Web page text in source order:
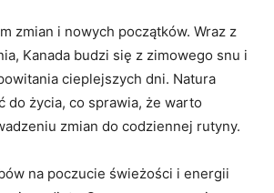
⁢zmian i nowych ⁢początków. Wraz z
Kanada budzi się z‌ zimowego snu i⁢
⁢cieplejszych dni. Natura
do życia, co sprawia, że warto
zmian do codziennej rutyny.
na poczucie⁣ świeżości i energii